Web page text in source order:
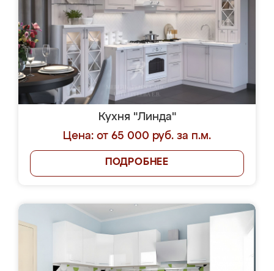
Кухня "Линда"
Цена: от 65 000 руб. за п.м.
ПОДРОБНЕЕ